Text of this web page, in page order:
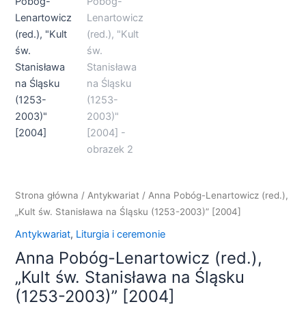
Strona główna /Antykwariat / Anna Pobóg-Lenartowicz (red.),
„Kult św. Stanisława na Śląsku (1253-2003)” [2004]
Antykwariat, Liturgia i ceremonie
Anna Pobóg-Lenartowicz (red.),
„Kult św. Stanisława na Śląsku
(1253-2003)” [2004]
(red.),
"Kult
św.
Stanisława
na
Śląsku
(1253-
2003)"
[2004]